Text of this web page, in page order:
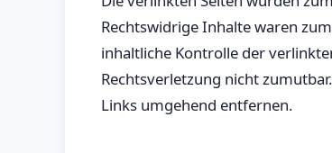
Rechtswidrige Inhalte waren
inhaltliche Kontrolle der
Rechtsverletzung nicht
Links umgehend entfernen.